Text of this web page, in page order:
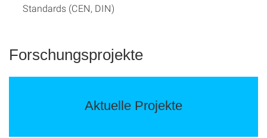
Standards (CEN, DIN)
Forschungsprojekte
Aktuelle Projekte